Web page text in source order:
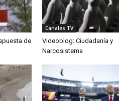
de
Canales TV
Videoblog: Ciudadanía y
Narcosistema